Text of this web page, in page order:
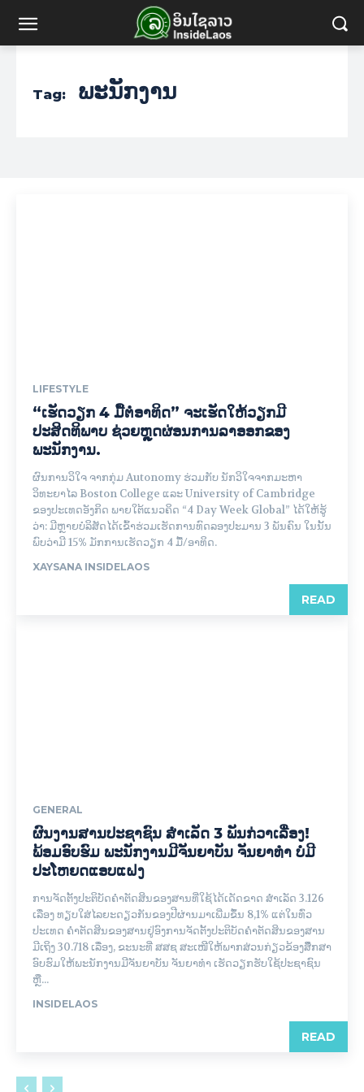
Tag: ພະນັກງານ
LIFESTYLE
“ເຮັດວຽກ 4 ມື້ຕໍ່ອາທິດ” ຈະເຮັດໃຫ້ວຽກມີ
ປະສິດທິພາບ ຊ່ວຍຫຼຸດຜ່ອນການລາອອກຂອງ
ພະນັກງານ.
ຜົນການວິໃຈ ຈາກກຸ່ມ Autonomy ຮ່ວມກັບ ນັກວິໃຈຈາກມະຫາ
ວິທະຍາໄລ Boston College ແລະ University of Cambridge
ຂອງປະເທດອັງກິດ ພາຍໃຕ້ແນວຄິດ “4 Day Week Global” ໄດ້ໃຫ້ຮູ້
ວ່າ: ມີຫຼາຍບໍລິສັດໄດ້ເຂົ້າຮ່ວມເຮັດການທົດລອງປະມານ 3 ພັນຄົນ ໃນນັ້ນ
ພົບວ່າມີ 15% ມັກການເຮັດວຽກ 4 ມື້/ອາທິດ.
XAYSANA INSIDELAOS
READ
GENERAL
ຜົນງານສານປະຊາຊົນ ສຳເລັດ 3 ພັນກ່ວາເລື່ອງ!
ພ້ອມອົບຮົມ ພະນັກງານມີຈັນຍາບັນ ຈັນຍາທຳ ບໍ່ມີ
ປະໂຫຍດແອບແຝງ
ການຈັດຕັ້ງປະຕິບັດຄຳຕັດສິນຂອງສານທີ່ໃຊ້ໄດ້ເດັດຂາດ ສຳເລັດ 3.126
ເລື່ອງ ທຽບໃສ່ໄລຍະດຽວກັນຂອງປີຜ່ານມາເພີ່ມຂຶ້ນ 8,1% ແຕ່ໃນທົ່ວ
ປະເທດ ຄໍາຕັດສິນຂອງສານຢູ່ອົງການຈັດຕັ້ງປະຕິບັດຄຳຕັດສິນຂອງສານ
ມີເຖິງ 30.718 ເລື່ອງ, ຂະນະທີ່ ສສຊ ສະເໜີໃຫ້ພາກສ່ວນກ່ຽວຂ້ອງສຶຶກສາ
ອົບຮົມໃຫ້ພະນັກງານມີຈັນຍາບັນ ຈັນຍາທຳ ເຮັດວຽກຮັບໃຊ້ປະຊາຊົນ
ຫຼື...
INSIDELAOS
READ